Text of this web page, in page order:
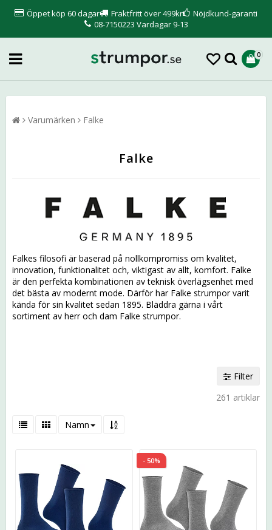
Öppet köp 60 dagar Fraktfritt över 499kr
Nöjdkund-garanti
08-7150223 Vardagar 9-13
0
Varumärken Falke
Falke
Falkes filosofi är baserad på nollkompromiss om kvalitet,
innovation, funktionalitet och, viktigast av allt, komfort. Falke
är den perfekta kombinationen av teknisk överlägsenhet med
det bästa av modernt mode. Därför har Falke strumpor varit
kända för sin kvalitet sedan 1895. Bläddra gärna i vårt
sortiment av herr och dam Falke strumpor.
Filter
261 artiklar
Namn
- 50%